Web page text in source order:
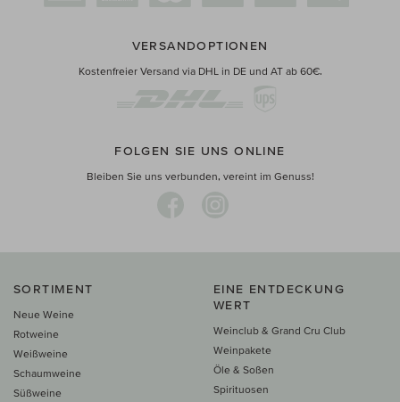
VERSANDOPTIONEN
Kostenfreier Versand via DHL in DE und AT ab 60€.
FOLGEN SIE UNS ONLINE
Bleiben Sie uns verbunden, vereint im Genuss!
SORTIMENT
Neue Weine
Rotweine
Weißweine
Schaumweine
Süßweine
EINE ENTDECKUNG
WERT
Weinclub & Grand Cru Club
Weinpakete
Öle & Soßen
Spirituosen